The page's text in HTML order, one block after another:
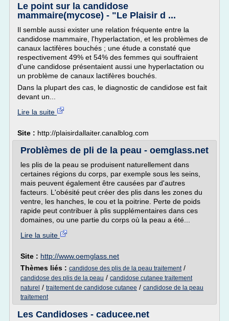
Le point sur la candidose
mammaire(mycose) - "Le Plaisir d ...
Il semble aussi exister une relation fréquente entre la
candidose mammaire, l'hyperlactation, et les problèmes de
canaux lactifères bouchés ; une étude a constaté que
respectivement 49% et 54% des femmes qui souffraient
d'une candidose présentaient aussi une hyperlactation ou
un problème de canaux lactifères bouchés.
Dans la plupart des cas, le diagnostic de candidose est fait
devant un...
Lire la suite
Site : http://plaisirdallaiter.canalblog.com
Problèmes de pli de la peau - oemglass.net
les plis de la peau se produisent naturellement dans
certaines régions du corps, par exemple sous les seins,
mais peuvent également être causées par d'autres
facteurs. L'obésité peut créer des plis dans les zones du
ventre, les hanches, le cou et la poitrine. Perte de poids
rapide peut contribuer à plis supplémentaires dans ces
domaines, ou une partie du corps où la peau a été...
Lire la suite
Site : http://www.oemglass.net
Thèmes liés : candidose des plis de la peau traitement/
candidose des plis de la peau / candidose cutanee traitement
naturel / traitement de candidose cutanee / candidose de la peau
traitement
Les Candidoses - caducee.net